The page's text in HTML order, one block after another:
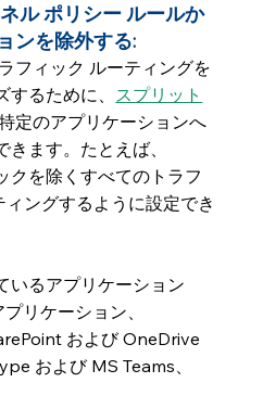
ル ポリシー ルールか
ンを除外する:
フィック ルーティングを
るために、 スプリット
定のアプリケーションへ
ます。たとえば、
クを除くすべてのトラフ
ングするように設定でき
いるアプリケーション
リケーション、
および OneDrive
および MS Teams、